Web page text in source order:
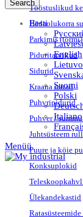
Search
Eesti
English
Suomi
Polski
Italiano
Menüü
Tööstuslikud
Hädaolukorra
Parkimis
Piduritarvikud
Sidurid
Kraana rattad
Puhvripidurid
Puhver /
Juhtsüsteem
Puure ja köie
Konksuplokid
Ülekandekastid